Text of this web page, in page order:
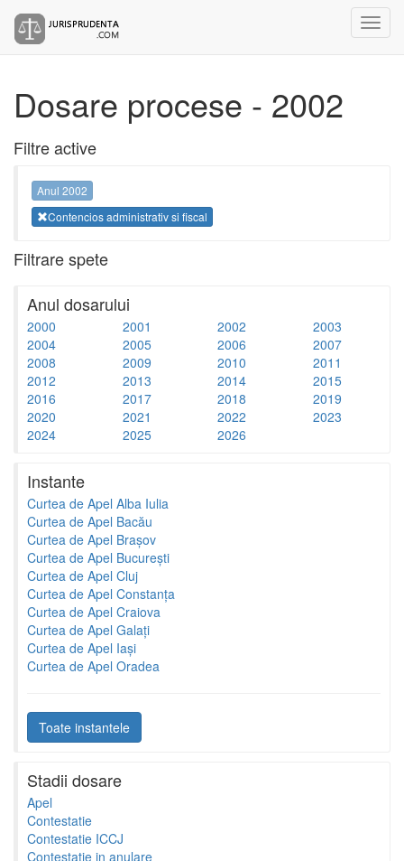
Dosare procese - 2002
Filtre active
Anul 2002
Contencios administrativ si fiscal
Filtrare spete
Anul dosarului
2000 2001 2002
2003
2004
2005 2006
2007
2008
2009 2010
2011
2012
2013 2014
2015
2016
2017 2018
2019
2020
2021 2022
2023
2024
2025 2026
Instante
Curtea de Apel Alba Iulia
Curtea de Apel Bacău
Curtea de Apel Brașov
Curtea de Apel București
Curtea de Apel Cluj
Curtea de Apel Constanța
Curtea de Apel Craiova
Curtea de Apel Galați
Curtea de Apel Iași
Curtea de Apel Oradea
Toate instantele
Stadii dosare
Apel
Contestatie
Contestatie ICCJ
Contestatie in anulare